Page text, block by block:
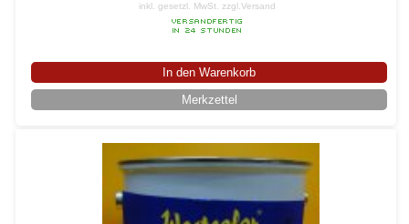
inkl. gesetzl. MwSt. zzgl.Versand
In den Warenkorb
Merkzettel